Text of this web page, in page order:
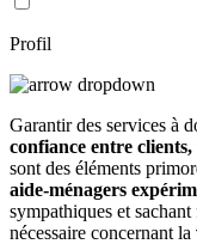
Profil
Garantir des services à
confiance entre
sont des éléments
aide-ménagers
sympathiques et
nécessaire concernant la